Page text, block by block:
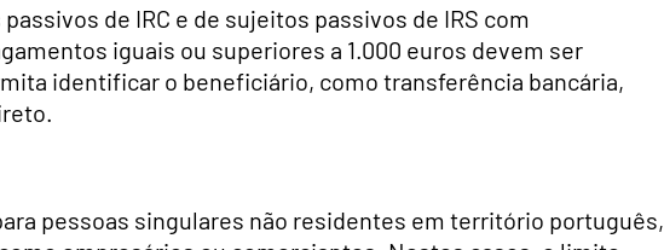
de IRC e de sujeitos passivos de IRS com
iguais ou superiores a 1.000 euros devem ser
identificar o beneficiário, como transferência bancária,
pessoas singulares não residentes em território português,